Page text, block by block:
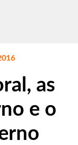
as
e o